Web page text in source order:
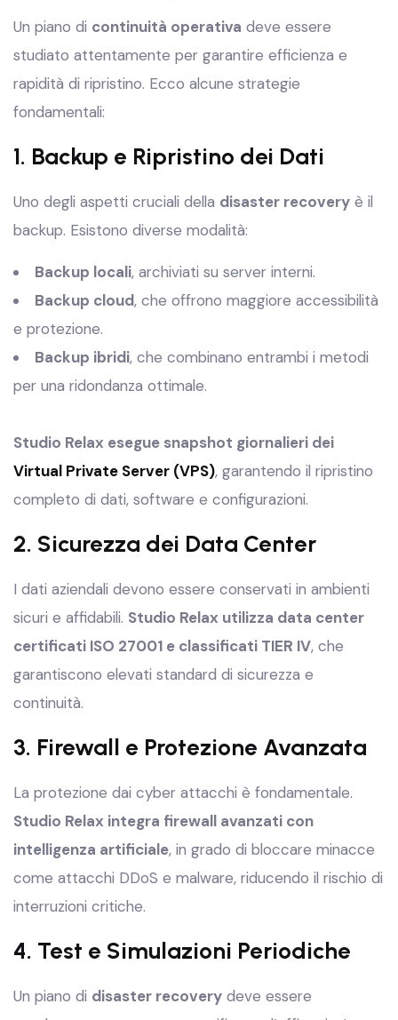
Un piano di continuità operativa deve essere
studiato attentamente per garantire efficienza e
rapidità di ripristino. Ecco alcune strategie
fondamentali:
1. Backup e Ripristino dei Dati
Uno degli aspetti cruciali della disaster recovery è il
backup. Esistono diverse modalità:
Backup locali, archiviati su server interni.
Backup cloud, che offrono maggiore accessibilità
e protezione.
Backup ibridi, che combinano entrambi i metodi
per una ridondanza ottimale.
Studio Relax esegue snapshot giornalieri dei
Virtual Private Server (VPS), garantendo il ripristino
completo di dati, software e configurazioni.
2. Sicurezza dei Data Center
I dati aziendali devono essere conservati in ambienti
sicuri e affidabili. Studio Relax utilizza data center
certificati ISO 27001 e classificati TIER IV, che
garantiscono elevati standard di sicurezza e
continuità.
3. Firewall e Protezione Avanzata
La protezione dai cyber attacchi è fondamentale.
Studio Relax integra firewall avanzati con
intelligenza artificiale, in grado di bloccare minacce
come attacchi DDoS e malware, riducendo il rischio di
interruzioni critiche.
4. Test e Simulazioni Periodiche
Un piano di disaster recovery deve essere